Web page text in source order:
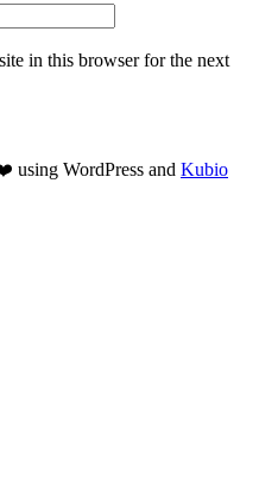
in this browser for the next
WordPress and Kubio